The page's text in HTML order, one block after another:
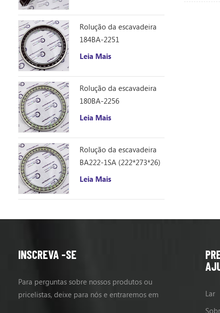
3,
Rolução da escavadeira
184BA-2251
(184*226*21.5)
Leia Mais
Rolução da escavadeira
180BA-2256
(180*225*21,5)
Leia Mais
Rolução da escavadeira
BA222-1SA (222*273*26)
Leia Mais
INSCREVA -SE
Para perguntas sobre nossos produtos ou
pricelistas, deixe para nós e entraremos em
Lar